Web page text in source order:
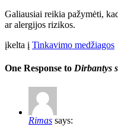
Galiausiai reikia pažymėti,
ar alergijos rizikos.
įkelta į Tinkavimo medžiagos
One Response to Dirbantys
Rimas says: